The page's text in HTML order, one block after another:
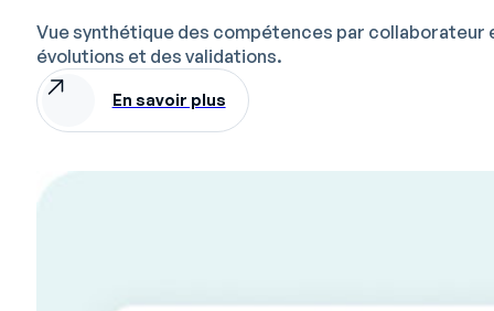
Vue synthétique des compétences par
évolutions et des validations.
En savoir plus